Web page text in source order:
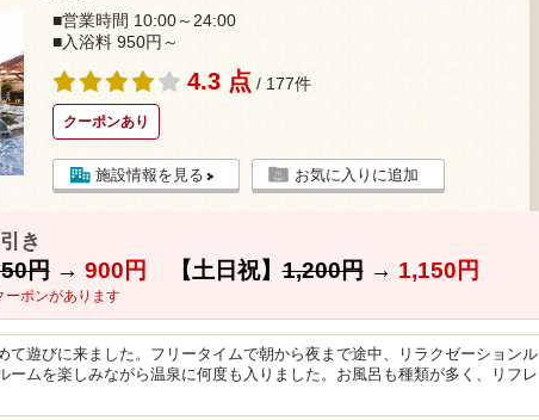
■営業時間 10:00～24:00
■入浴料 950円～
4.3 点 / 177件
クーポンあり
施設情報を見る お気に入りに追加
き
円→ 900円 【土日祝】1,200円→ 1,150円
ーポンがあります
て遊びに来ました。フリータイムで朝から夜まで途中、リラクゼーションル
ームを楽しみながら温泉に何度も入りました。お風呂も種類が多く、リフレ